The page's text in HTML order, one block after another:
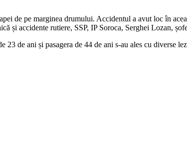
de pe marginea drumului. Accidentul a avut loc în
și accidente rutiere, SSP, IP Soroca, Serghei Lozan,
de ani și pasagera de 44 de ani s-au ales cu diverse